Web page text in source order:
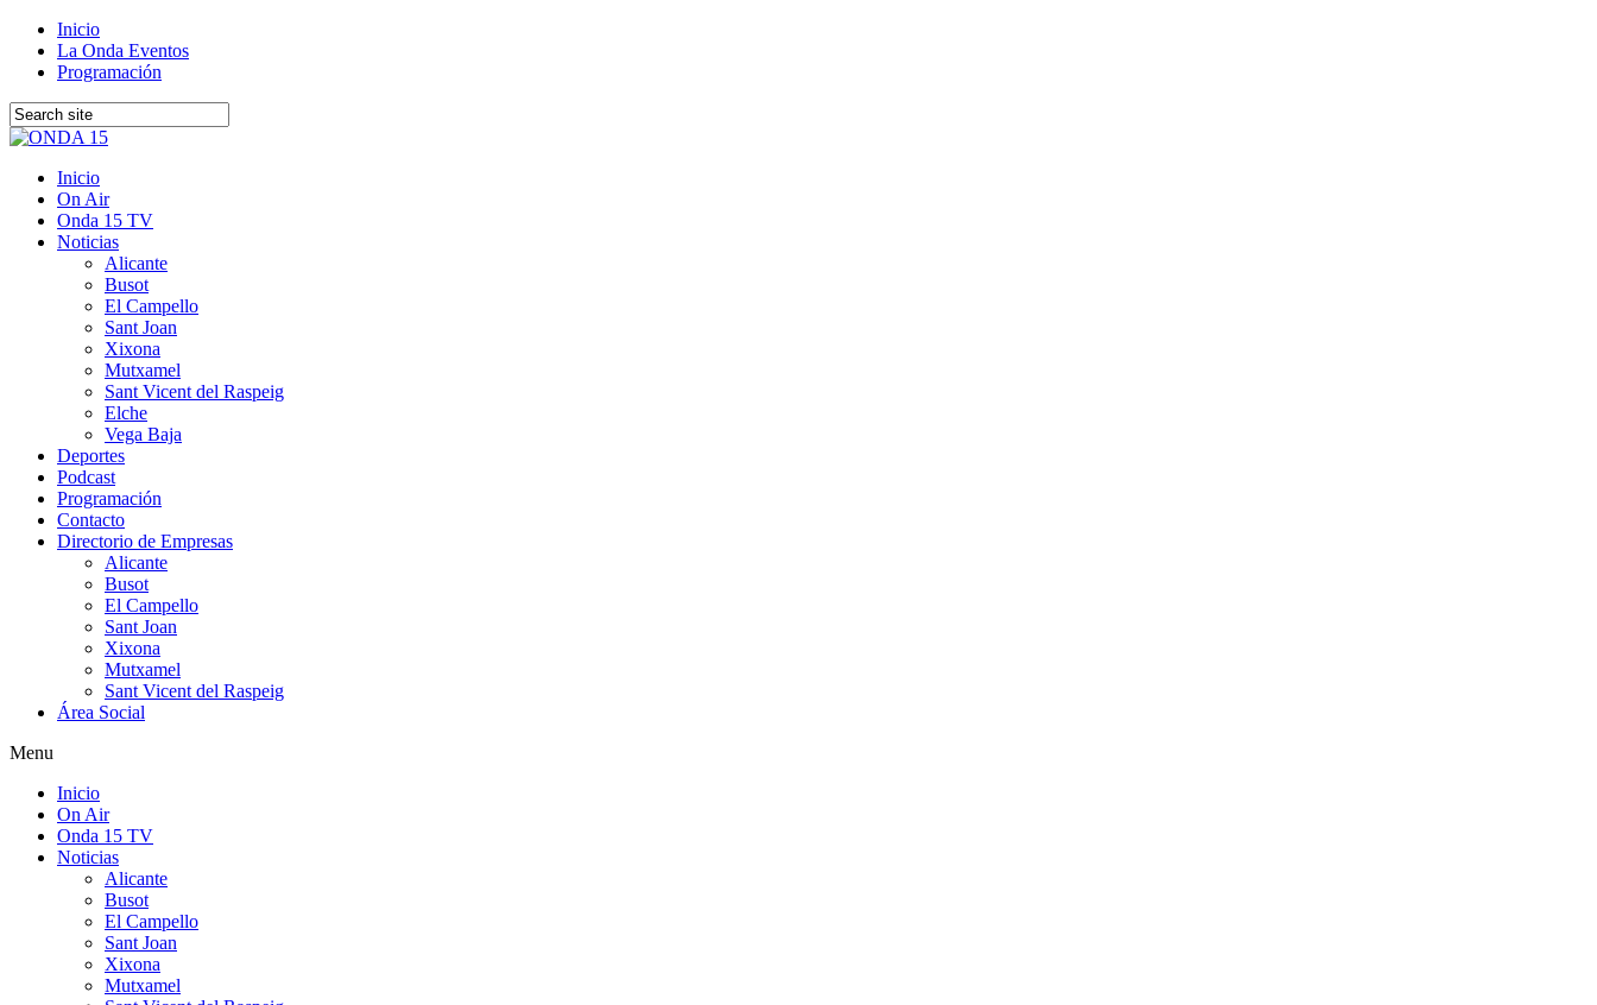
Inicio
La Onda Eventos
Programación
Inicio
On Air
Onda 15 TV
Noticias
Alicante
Busot
El Campello
Sant Joan
Xixona
Mutxamel
Sant Vicent del Raspeig
Elche
Vega Baja
Deportes
Podcast
Programación
Contacto
Directorio de Empresas
Alicante
Busot
El Campello
Sant Joan
Xixona
Mutxamel
Sant Vicent del Raspeig
Área Social
Menu
Inicio
On Air
Onda 15 TV
Noticias
Alicante
Busot
El Campello
Sant Joan
Xixona
Mutxamel